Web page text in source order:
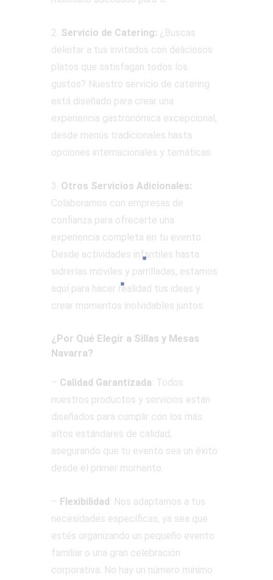
2. Servicio de Catering: ¿Buscas
deleitar a tus invitados con deliciosos
platos que satisfagan todos los
gustos? Nuestro servicio de catering
está diseñado para crear una
experiencia gastronómica excepcional,
desde menús tradicionales hasta
opciones internacionales y temáticas.
3. Otros Servicios Adicionales:
Colaboramos con empresas de
confianza para ofrecerte una
experiencia completa en tu evento.
Desde actividades infantiles hasta
sidrerías móviles y parrilladas, estamos
aquí para hacer realidad tus ideas y
crear momentos inolvidables juntos.
¿Por Qué Elegir a Sillas y Mesas
Navarra?
– Calidad Garantizada: Todos
nuestros productos y servicios están
diseñados para cumplir con los más
altos estándares de calidad,
asegurando que tu evento sea un éxito
desde el primer momento.
– Flexibilidad: Nos adaptamos a tus
necesidades específicas, ya sea que
estés organizando un pequeño evento
familiar o una gran celebración
corporativa. No hay un número mínimo